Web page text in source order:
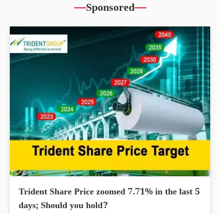
Sponsored
Trident Share Price zoomed 7.71% in the last 5
days; Should you hold?